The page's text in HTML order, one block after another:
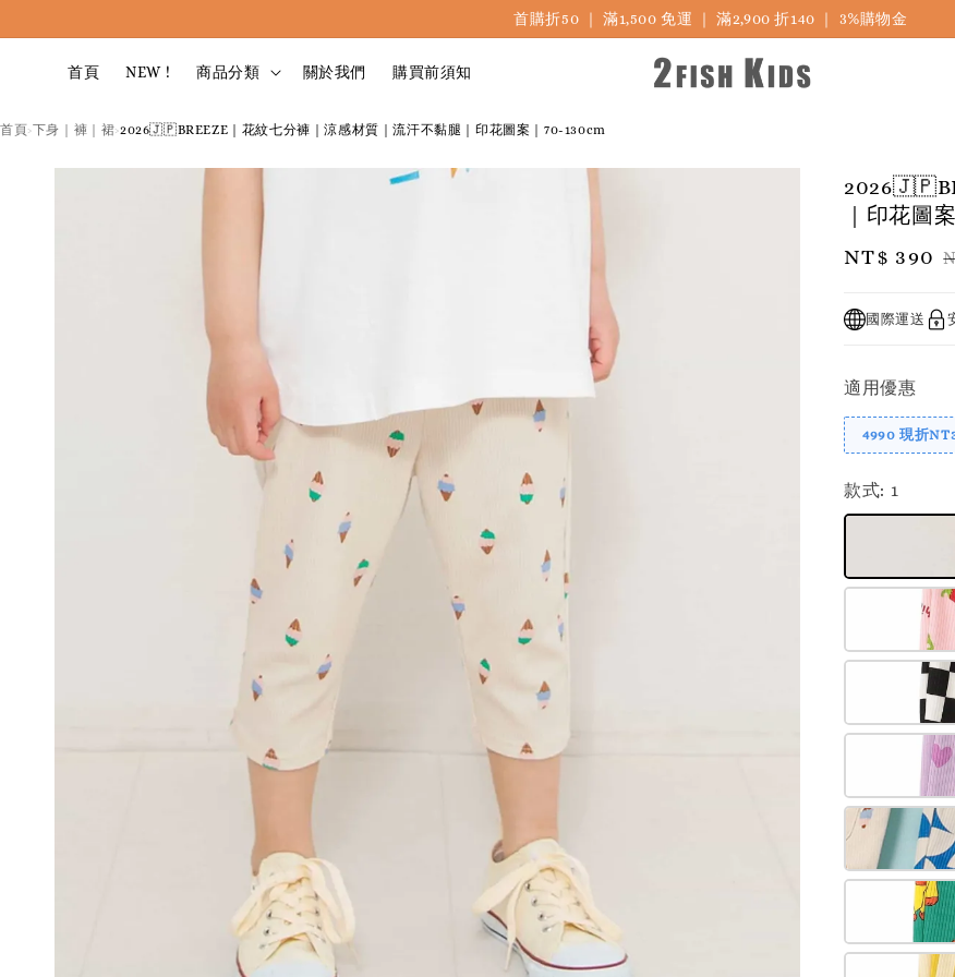
首購折50 ｜ 滿1,500 免運 ｜ 滿2,900 折140 ｜ 3%購物金
首頁 NEW ! 商品分類 關於我們 購買前須知
首頁›下身｜褲｜裙›2026🇯🇵BREEZE｜花紋七分褲｜涼感材質｜流汗不黏腿｜印花圖案｜70-130cm
｜印花圖
Sale
NT$ 390
國際運送
適用優惠
4990 現折
款式: 1